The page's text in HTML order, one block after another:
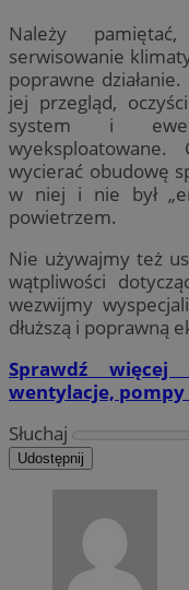
Należy
serwisowanie
poprawne
jej przegląd,
system i
wycierać obudowę
w niej i nie był
powietrzem.
Nie używajmy też
wątpliwości
wezwijmy
dłuższą i poprawną
Sprawdź
wentylacje, pompy
Słuchaj
Udostępnij